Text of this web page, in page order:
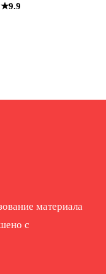
★9.9
материала
с